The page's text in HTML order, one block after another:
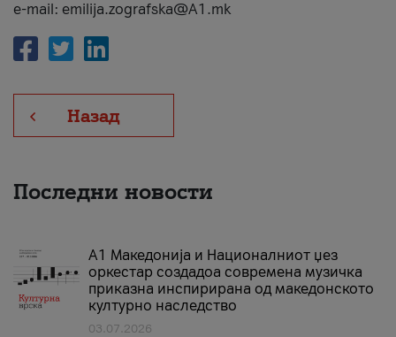
e-mail: emilija.zografska@A1.mk
Назад
Последни новости
А1 Македонија и Националниот џез
оркестар создадоа современа музичка
приказна инспирирана од македонското
културно наследство
03.07.2026